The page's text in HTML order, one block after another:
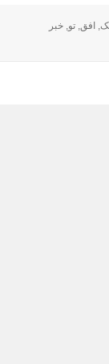
, افق,تو,خبر